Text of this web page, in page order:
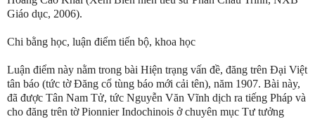
Giáo dục, 2006).
Chi bằng học, luận điểm tiến bộ, khoa học
Luận điểm này nằm trong bài Hiện trạng vấn đề, đăng trên Đại Việt
tân báo (tức tờ Đăng cổ tùng báo mới cải tên), năm 1907. Bài này,
đã được Tân Nam Tử, tức Nguyễn Văn Vĩnh dịch ra tiếng Pháp và
cho đăng trên tờ Pionnier Indochinois ở chuyên mục Tư tưởng